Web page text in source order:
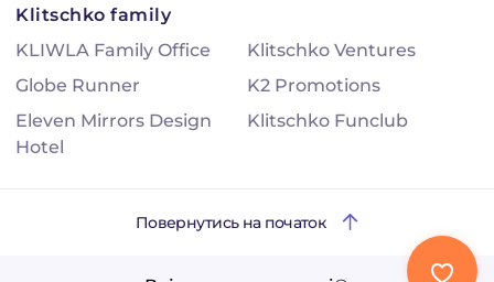
Klitschko family
KLIWLA Family Office
Klitschko Ventures
Globe Runner
K2 Promotions
Eleven Mirrors Design
Hotel
Klitschko Funclub
Повернутись на початок